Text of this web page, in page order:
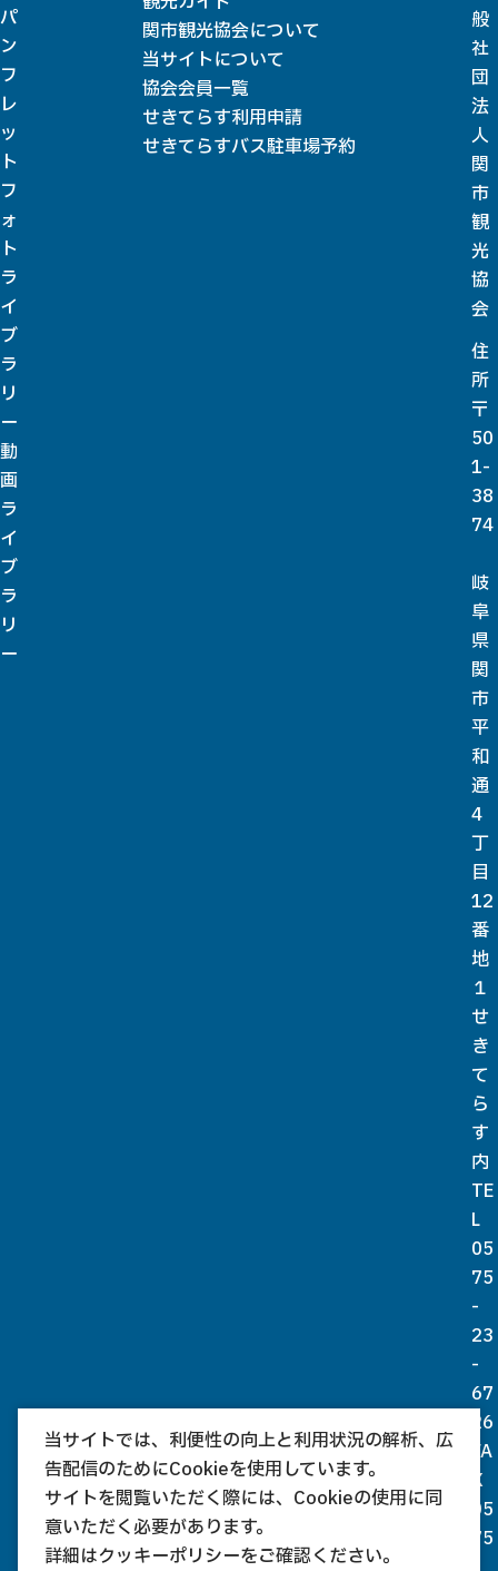
パ
ン
フ
レ
ッ
ト
フ
ォ
ト
ラ
イ
ブ
ラ
リ
ー
動
画
ラ
イ
ブ
ラ
リ
ー
関市観光協会について
当サイトについて
協会会員一覧
せきてらす利用申請
せきてらすバス駐車場予約
般
社
団
法
人
関
市
観
光
協
会
住
所
〒
50
1-
38
74
岐
阜
県
関
市
平
和
通
4
丁
目
12
番
地
１
せ
き
て
ら
す
内
TE
L
05
75
-
23
-
67
26
FA
X
05
75
当サイトでは、利便性の向上と利用状況の解析、広
告配信のためにCookieを使用しています。
サイトを閲覧いただく際には、Cookieの使用に同
意いただく必要があります。
詳細はクッキーポリシーをご確認ください。